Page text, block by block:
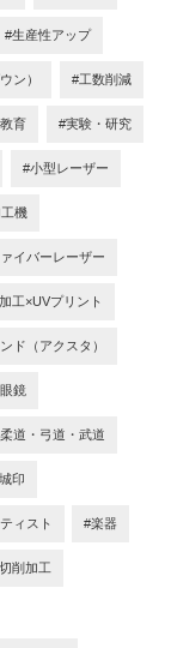
#生産性アップ
ン） #工数削減
育 #実験・研究
#小型レーザー
機
イバーレーザー
工×UVプリント
ド（アクスタ）
鏡
道・弓道・武道
印
ィスト #楽器
削加工